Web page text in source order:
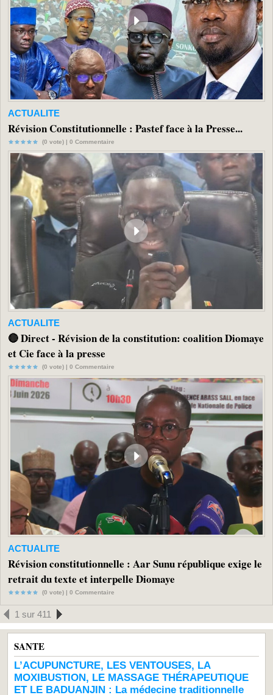
ACTUALITE
Révision Constitutionnelle : Pastef face à la Presse...
(0 vote) | 0 Commentaire
ACTUALITE
🔴 Direct - Révision de la constitution: coalition Diomaye
et Cie face à la presse
(0 vote) | 0 Commentaire
ACTUALITE
Révision constitutionnelle : Aar Sunu république exige le
retrait du texte et interpelle Diomaye
(0 vote) | 0 Commentaire
1 sur 411
SANTE
L’ACUPUNCTURE, LES VENTOUSES, LA
MOXIBUSTION, LE MASSAGE THÉRAPEUTIQUE
ET LE BADUANJIN : La médecine traditionnelle